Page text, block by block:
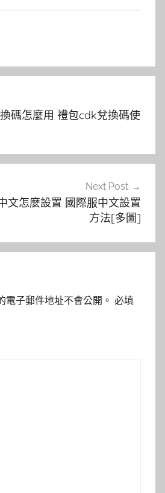
碼怎麼用 禮包cdk兌換碼使
Next Post
文怎麼設置 國際服中文設置
方法[多圖]
電子郵件地址不會公開。 必填